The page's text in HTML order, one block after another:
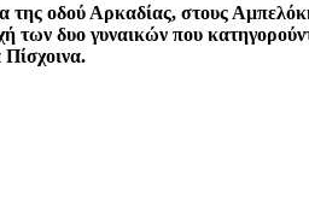
της οδού Αρκαδίας, στους
των δυο γυναικών που
Πίσχοινα.